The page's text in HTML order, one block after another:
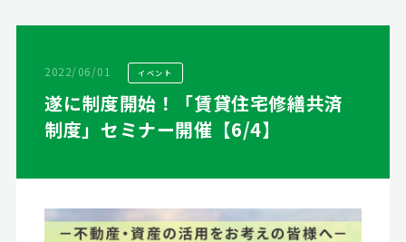
2022/06/01 イベント
遂に制度開始！「賃貸住宅修繕共済
制度」セミナー開催【6/4】